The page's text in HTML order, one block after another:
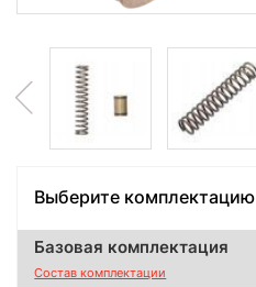
Выберите комплектацию
Базовая комплектация
Состав комплектации